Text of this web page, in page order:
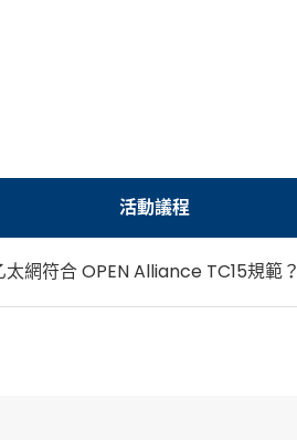
活動議程
網符合 OPEN Alliance TC15規範？